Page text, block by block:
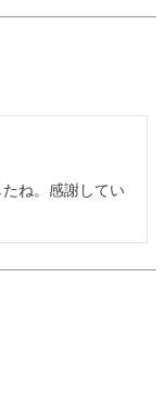
ね。感謝してい